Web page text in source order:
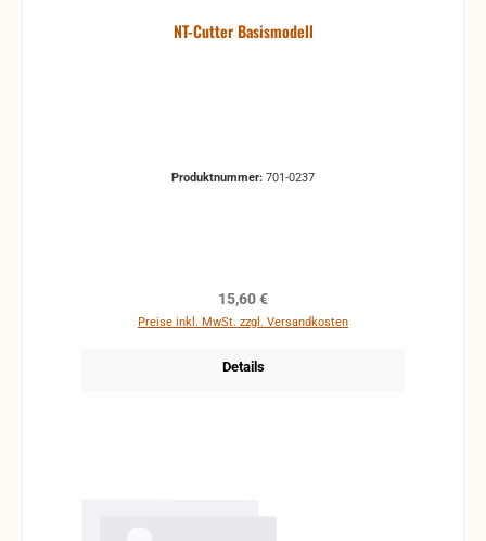
NT-Cutter Basismodell
Produktnummer: 701-0237
Regulärer Preis:
15,60 €
Preise inkl. MwSt. zzgl. Versandkosten
Details